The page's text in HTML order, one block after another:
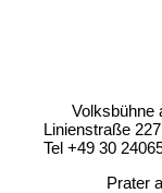
Volksbühne
Linienstraße
Tel +49 30
Prater